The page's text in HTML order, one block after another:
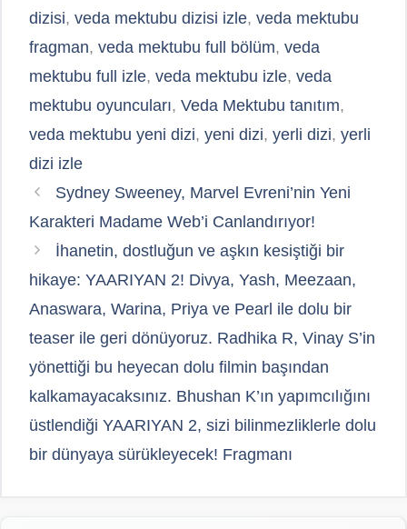
dizisi, veda mektubu dizisi izle, veda mektubu
fragman, veda mektubu full bölüm, veda
mektubu full izle, veda mektubu izle, veda
mektubu oyuncuları, Veda Mektubu tanıtım,
veda mektubu yeni dizi, yeni dizi, yerli dizi, yerli
dizi izle
Sydney Sweeney, Marvel Evreni’nin Yeni
Karakteri Madame Web’i Canlandırıyor!
İhanetin, dostluğun ve aşkın kesiştiği bir
hikaye: YAARIYAN 2! Divya, Yash, Meezaan,
Anaswara, Warina, Priya ve Pearl ile dolu bir
teaser ile geri dönüyoruz. Radhika R, Vinay S’in
yönettiği bu heyecan dolu filmin başından
kalkamayacaksınız. Bhushan K’ın yapımcılığını
üstlendiği YAARIYAN 2, sizi bilinmezliklerle dolu
bir dünyaya sürükleyecek! Fragmanı